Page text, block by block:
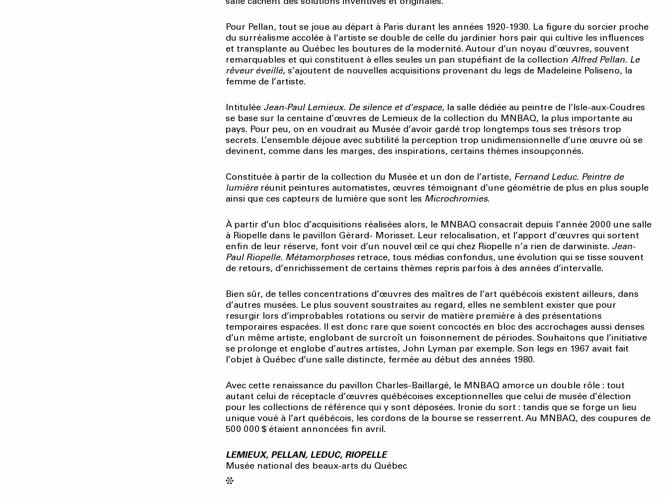
Pour Pellan, tout se joue au départ à Paris durant les années 1920-1930. La figure du sorcier proche
du surréalisme accolée à l’artiste se double de celle du jardinier hors pair qui cultive les influences
et transplante au Québec les boutures de la modernité. Autour d’un noyau d’œuvres, souvent
remarquables et qui constituent à elles seules un pan stupéfiant de la collectionAlfred Pellan. Le
rêveur éveillé, s’ajoutent de nouvelles acquisitions provenant du legs de Madeleine Poliseno, la
femme de l’artiste.
Intitulée Jean-Paul Lemieux. De silence et d’espace, la salle dédiée au peintre de l’Isle-aux-Coudres
se base sur la centaine d’œuvres de Lemieux de la collection du MNBAQ, la plus importante au
pays. Pour peu, on en voudrait au Musée d’avoir gardé trop longtemps tous ses trésors trop
secrets. L’ensemble déjoue avec subtilité la perception trop unidimensionnelle d’une œuvre où se
devinent, comme dans les marges, des inspirations, certains thèmes insoupçonnés.
Constituée à partir de la collection du Musée et un don de l’artiste, Fernand Leduc. Peintre de
lumièreréunit peintures automatistes, œuvres témoignant d’une géométrie de plus en plus souple
ainsi que ces capteurs de lumière que sont les Microchromies.
À partir d’un bloc d’acquisitions réalisées alors, le MNBAQ consacrait depuis l’année 2000 une salle
à Riopelle dans le pavillon Gérard- Morisset. Leur relocalisation, et l’apport d’œuvres qui sortent
enfin de leur réserve, font voir d’un nouvel œil ce qui chez Riopelle n’a rien de darwiniste. Jean-
Paul Riopelle. Métamorphoses retrace, tous médias confondus, une évolution qui se tisse souvent
de retours, d’enrichissement de certains thèmes repris parfois à des années d’intervalle.
Bien sûr, de telles concentrations d’œuvres des maîtres de l’art québécois existent ailleurs, dans
d’autres musées. Le plus souvent soustraites au regard, elles ne semblent exister que pour
resurgir lors d’improbables rotations ou servir de matière première à des présentations
temporaires espacées. Il est donc rare que soient concoctés en bloc des accrochages aussi denses
d’un même artiste, englobant de surcroît un foisonnement de périodes. Souhaitons que l’initiative
se prolonge et englobe d’autres artistes, John Lyman par exemple. Son legs en 1967 avait fait
l’objet à Québec d’une salle distincte, fermée au début des années 1980.
Avec cette renaissance du pavillon Charles-Baillargé, le MNBAQ amorce un double rôle : tout
autant celui de réceptacle d’œuvres québécoises exceptionnelles que celui de musée d’élection
pour les collections de référence qui y sont déposées. Ironie du sort : tandis que se forge un lieu
unique voué à l’art québécois, les cordons de la bourse se resserrent. Au MNBAQ, des coupures de
500 000 $ étaient annoncées fin avril.
LEMIEUX, PELLAN, LEDUC, RIOPELLE
Musée national des beaux-arts du Québec